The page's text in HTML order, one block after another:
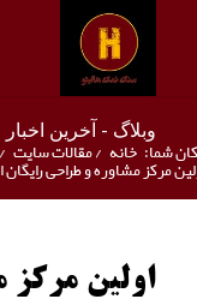
وبلاگ - آخرین اخبار
شما: خانه /مقالات سایت /
مرکز مشاوره و طراحی
اولین